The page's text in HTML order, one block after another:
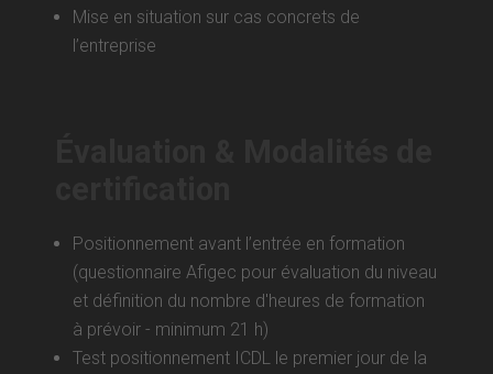
Mise en situation sur cas concrets de
l’entreprise
Positionnement avant l’entrée en formation
(questionnaire Afigec pour évaluation du niveau
et définition du nombre d'heures de formation
à prévoir - minimum 21 h)
Test positionnement ICDL le premier jour de la